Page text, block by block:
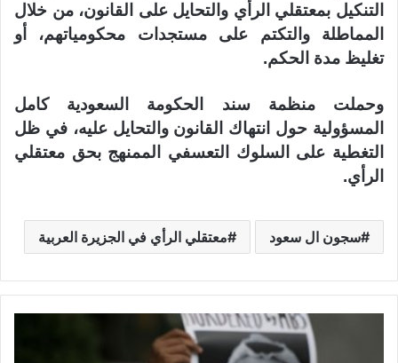
التنكيل بمعتقلي الرأي والتحايل على القانون، من خلال
المماطلة والتكتم على مستجدات محكومياتهم، أو
تغليظ مدة الحكم.
وحملت منظمة سند الحكومة السعودية كامل
المسؤولية حول انتهاك القانون والتحايل عليه، في ظل
التغطية على السلوك التعسفي الممنهج بحق معتقلي
الرأي.
سجون ال سعود معتقلي الرأي في الجزيرة العربية